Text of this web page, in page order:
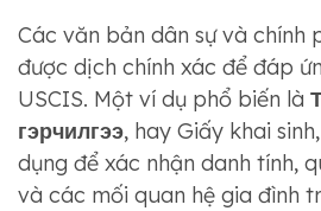
Các văn bản dân sự và chính
được dịch chính xác để đáp
USCIS. Một ví dụ phổ biến là
гэрчилгээ, hay Giấy khai
dụng để xác nhận danh tính,
và các mối quan hệ gia đình